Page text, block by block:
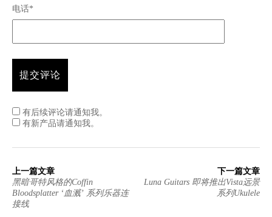
电话*
有后续评论请通知我。
有新产品请通知我。
上一篇文章
黑暗哥特风格的Coffin
Bloodsplatter ‘血溅’ 系列乐器连
接线
下一篇文章
Luna Guitars 即将推出Vista远景
系列Ukulele